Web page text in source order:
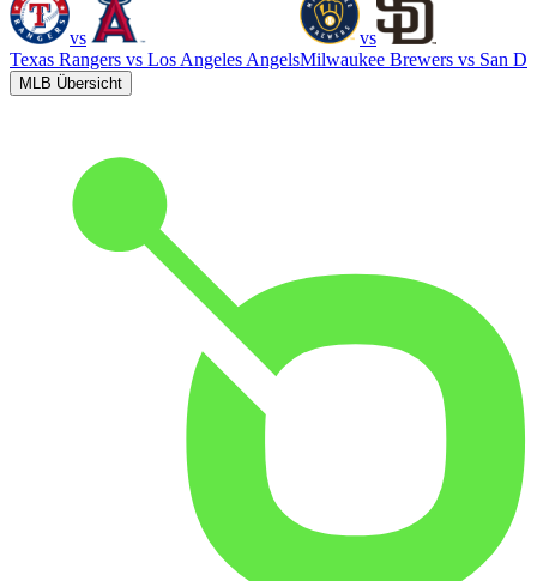
vs
Texas Rangers vs Los Angeles Angels
vs
Milwaukee Brewers vs San
MLB Übersicht